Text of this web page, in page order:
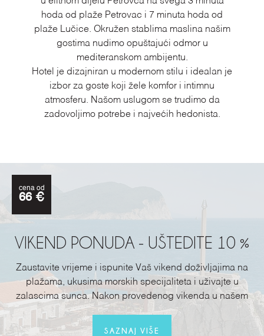
hoda od plaže Petrovac i 7 minuta hoda od
plaže Lučice. Okružen stablima maslina našim
gostima nudimo opuštajući odmor u
mediteranskom ambijentu.
Hotel je dizajniran u modernom stilu i idealan je
izbor za goste koji žele komfor i intimnu
atmosferu. Našom uslugom se trudimo da
zadovoljimo potrebe i najvećih hedonista.
VIKEND PONUDA - UŠTEDITE 10 %
Zaustavite vrijeme i ispunite Vaš vikend doživljajima na
plažama, ukusima morskih specijaliteta i uživajte u
zalascima sunca. Nakon provedenog vikenda u našem
hotelu uplovite srećno u radnu nedelju.
SAZNAJ VIŠE
cena od
66 €